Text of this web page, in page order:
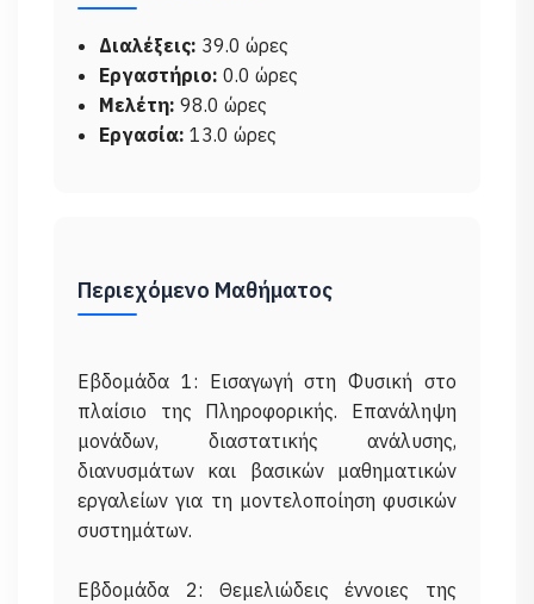
Διαλέξεις: 39.0 ώρες
Εργαστήριο: 0.0 ώρες
Μελέτη: 98.0 ώρες
Εργασία: 13.0 ώρες
Περιεχόμενο Μαθήματος
Εβδομάδα 1: Εισαγωγή στη Φυσική στο
πλαίσιο της Πληροφορικής. Επανάληψη
μονάδων, διαστατικής ανάλυσης,
διανυσμάτων και βασικών μαθηματικών
εργαλείων για τη μοντελοποίηση φυσικών
συστημάτων.
Εβδομάδα 2: Θεμελιώδεις έννοιες της